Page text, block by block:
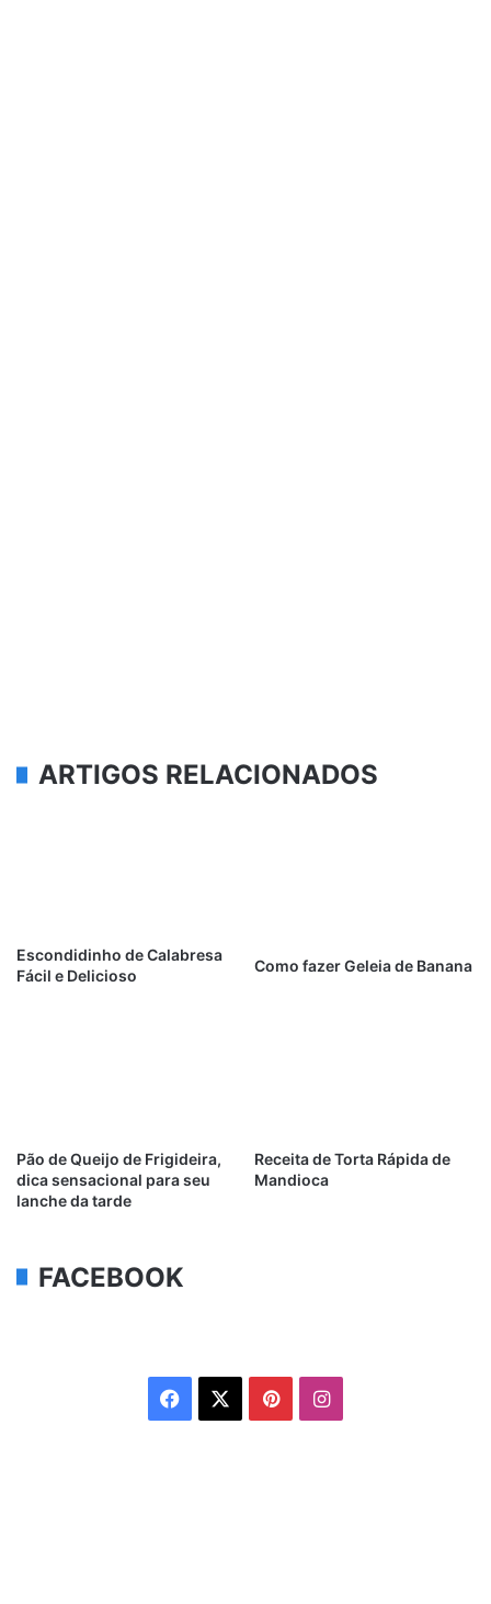
ARTIGOS RELACIONADOS
Escondidinho de Calabresa
Fácil e Delicioso
Como fazer Geleia de Banana
Pão de Queijo de Frigideira,
dica sensacional para seu
lanche da tarde
Receita de Torta Rápida de
Mandioca
FACEBOOK
Facebook PinterestInstagram